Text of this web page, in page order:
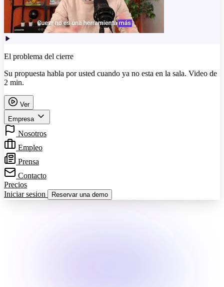
El problema del cierre
Su propuesta habla por usted cuando ya no esta en la sala. Video de
2 min.
Ver
Empresa
Nosotros
Empleo
Prensa
Contacto
Precios
Iniciar sesion
Reservar una demo